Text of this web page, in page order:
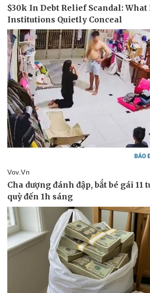
Thể thao
Bóng đá
Lịch thi đấu bóng đá
Thế giới thể thao
eSports
Hậu trường
Ô tô
Xe máy
Tư vấn